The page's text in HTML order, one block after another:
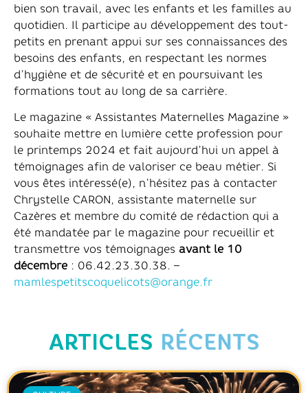
bien son travail, avec les enfants et les familles au
quotidien. Il participe au développement des tout-
petits en prenant appui sur ses connaissances des
besoins des enfants, en respectant les normes
d’hygiène et de sécurité et en poursuivant les
formations tout au long de sa carrière.
Le magazine « Assistantes Maternelles Magazine »
souhaite mettre en lumière cette profession pour
le printemps 2024 et fait aujourd’hui un appel à
témoignages afin de valoriser ce beau métier. Si
vous êtes intéressé(e), n’hésitez pas à contacter
Chrystelle CARON, assistante maternelle sur
Cazères et membre du comité de rédaction qui a
été mandatée par le magazine pour recueillir et
transmettre vos témoignages avant le 10
décembre : 06.42.23.30.38. –
mamlespetitscoquelicots@orange.fr
ARTICLES RÉCENTS